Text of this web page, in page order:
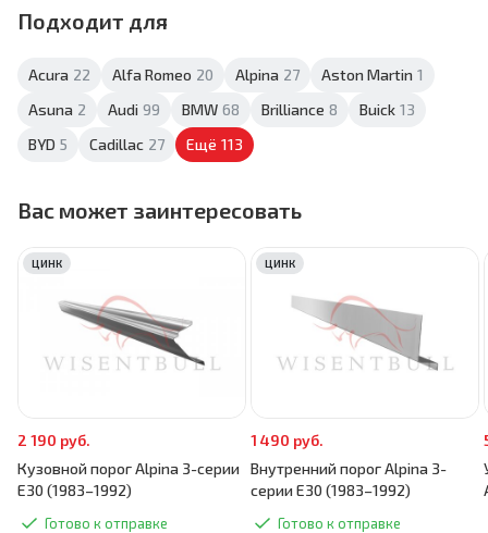
Подходит для
Acura 22 Alfa Romeo 20 Alpina 27 Aston Martin 1
Asuna 2 Audi 99 BMW 68 Brilliance 8 Buick 13
BYD 5 Cadillac 27 Ещё 113
Вас может заинтересовать
2 190 руб.
Кузовной порог Alpina 3-серии
E30 (1983–1992)
Готово к отправке
ЦИНК
1 490 руб.
Внутренний порог Alpina 3-
серии E30 (1983–1992)
Готово к отправке
ЦИНК